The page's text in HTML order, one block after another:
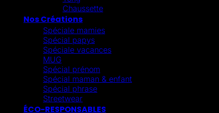
Chaussette
Nos Créations
Spéciale mamies
Spécial papys
Spéciale vacances
MUG
Spécial prénom
Spécial maman & enfant
Spécial phrase
Streetwear
ÉCO-RESPONSABLES